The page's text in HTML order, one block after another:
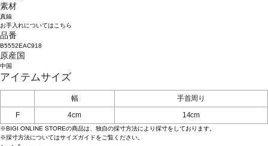
素材
真鍮
お手入れについてはこちら
品番
B5552EAC918
原産国
中国
アイテムサイズ
幅
手首周り
F
4cm 14cm
※BIGI ONLINE STOREの商品は、独自の採寸方法により採寸をしております。
※採寸方法についてはサイズガイドをご覧ください。